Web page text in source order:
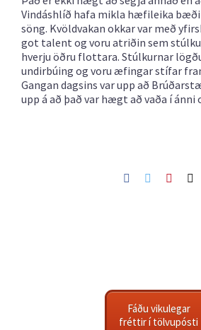
Vindáshlíð hafa mikla hæfileika
söng. Kvöldvakan okkar var með
got talent og voru atriðin sem
hverju öðru flottara. Stúlkurnar
undirbúing og voru æfingar stífar
Gangan dagsins var upp að
upp á að það var hægt að vaða í ánni
Facebook
Twitter
Fáðu vikulegar
fréttir í tölvupósti